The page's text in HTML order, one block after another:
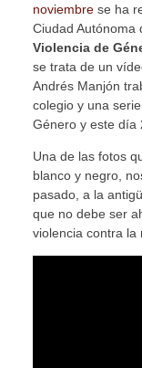
noviembrese ha
Ciudad Autónoma
Violencia de
se trata de un
Andrés Manjón
colegio y una
Género y este día
Una de las fotos
blanco y negro,
pasado, a la
que no debe ser
violencia contra la